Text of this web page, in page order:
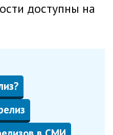
доступны на